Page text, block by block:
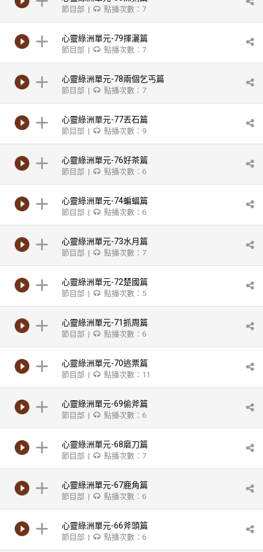
節目部 | 點播次數：7
心靈綠洲單元-79揮灑篇
節目部 | 點播次數：7
心靈綠洲單元-78兩個乞丐篇
節目部 | 點播次數：7
心靈綠洲單元-77丟石篇
節目部 | 點播次數：9
心靈綠洲單元-76好茶篇
節目部 | 點播次數：6
心靈綠洲單元-74蝙蝠篇
節目部 | 點播次數：6
心靈綠洲單元-73水月篇
節目部 | 點播次數：7
心靈綠洲單元-72楚國篇
節目部 | 點播次數：5
心靈綠洲單元-71抓周篇
節目部 | 點播次數：6
心靈綠洲單元-70逃票篇
節目部 | 點播次數：11
心靈綠洲單元-69偷斧篇
節目部 | 點播次數：6
心靈綠洲單元-68磨刀篇
節目部 | 點播次數：7
心靈綠洲單元-67鹿角篇
節目部 | 點播次數：6
心靈綠洲單元-66斧頭篇
節目部 | 點播次數：6